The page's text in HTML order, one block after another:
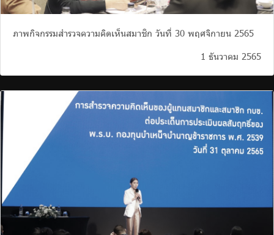
ภาพกิจกรรมสำรวจความคิดเห็นสมาชิก วันที่ 30 พฤศจิกายน 2565
1 ธันวาคม 2565